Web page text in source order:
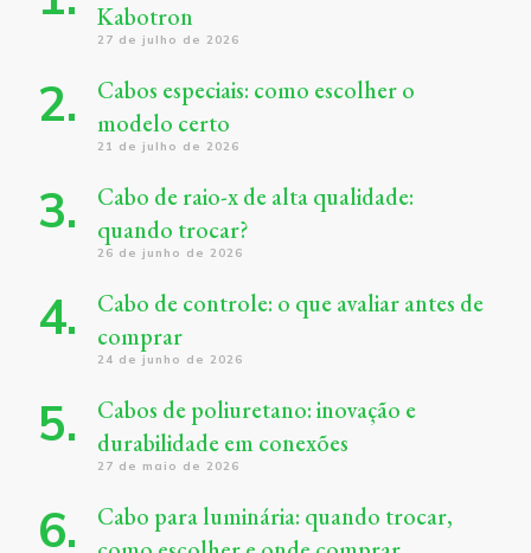
Kabotron
27 de julho de 2026
Cabos especiais: como escolher o
modelo certo
21 de julho de 2026
Cabo de raio-x de alta qualidade:
quando trocar?
26 de junho de 2026
Cabo de controle: o que avaliar antes de
comprar
24 de junho de 2026
Cabos de poliuretano: inovação e
durabilidade em conexões
27 de maio de 2026
Cabo para luminária: quando trocar,